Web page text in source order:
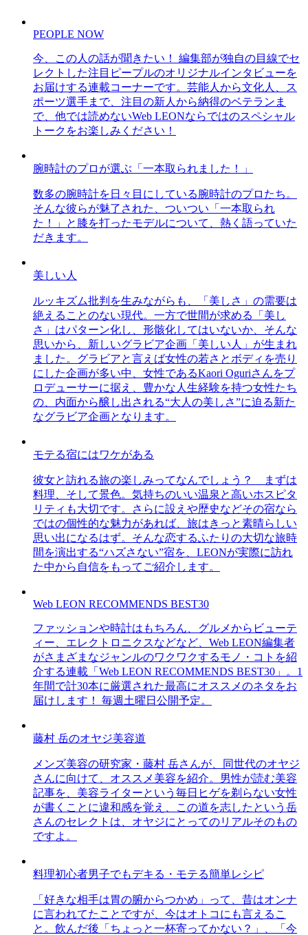
PEOPLE NOW
今、この人の話が聞きたい！ 編集部が独自の目線でセ
レクトした注目ピープルのオリジナルインタビューを
お届けする連載コーナーです。芸能人から文化人、ス
ポーツ選手まで、注目の新人から納得のベテランま
で、他では読めないWeb LEONならではのスペシャル
トークをお楽しみください！
腕時計のプロが選ぶ「一本取られました！」
数多の腕時計を日々目にしている腕時計のプロたち。
そんな彼らが魅了された、ついつい「一本取られ
た！」と膝を打ったモデルについて、熱く語っていた
だきます。
美しい人
ルッキズム批判を生みながらも、「美しさ」の需要は
絶えることのない現代。一方で世間が求める「美し
さ」はパターン化し、形骸化してはいないか、そんな
思いから、新しいグラビア企画「美しい人」が生まれ
ました。グラビアと言えば女性の若さとボディを売り
にした企画が多い中、女性であるKaori Oguriさんをプ
ロデューサーに据え、豊かな人生経験を持つ女性たち
の、内面から醸し出される“大人の美しさ”に迫る新た
なグラビア企画となります。
モテる宿にはワケがある
彼女と訪れる旅の楽しみってなんでしょう？ まずは
料理、そして景色。気持ちのいい温泉と高いホスピタ
リティも大切です。さらに設えや歴史などその宿なら
ではの個性的な魅力があれば、旅はきっと素晴らしい
思い出になるはず。そんな恋するふたりの大切な旅時
間を演出する“ハズさない”宿を、LEONが実際に訪れ
た中から自信をもってご紹介します。
Web LEON RECOMMENDS BEST30
ファッションや時計はもちろん、グルメからビューテ
ィー、エレクトロニクスなどなど、Web LEON編集者
がさまざまなジャンルのワクワクするモノ・コトを紹
介する連載「Web LEON RECOMMENDS BEST30」。1
年間で計30本に厳選された最高にオススメのネタをお
届けします！ 毎週土曜日公開予定。
藤村 岳のオヤジ美容道
メンズ美容の研究家・藤村 岳さんが、同世代のオヤジ
さんに向けて、オススメ美容を紹介。男性が読む美容
記事を、美容ライターという毎日ヒゲを剃らない女性
が書くことに違和感を覚え、この道を志したという岳
さんのセレクトは、オヤジにとってのリアルそのもの
ですよ。
料理初心者男子でもデキる・モテる簡単レシピ
「好きな相手は胃の腑からつかめ」って、昔はオンナ
に言われてたことですが、今はオトコにも言えるこ
と。飲んだ後「ちょっと一杯寄ってかない？」、「今